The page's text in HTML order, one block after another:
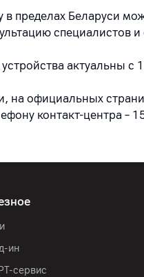
в пределах Беларуси
специалистов
актуальны с
на официальных
контакт-центра –
ин
сервис